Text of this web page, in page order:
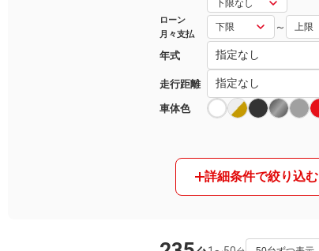
ローン
月々支払
～
年式
走行距離
車体色
詳細条件で絞り込む